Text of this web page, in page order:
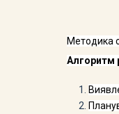
Методика
Алгоритм